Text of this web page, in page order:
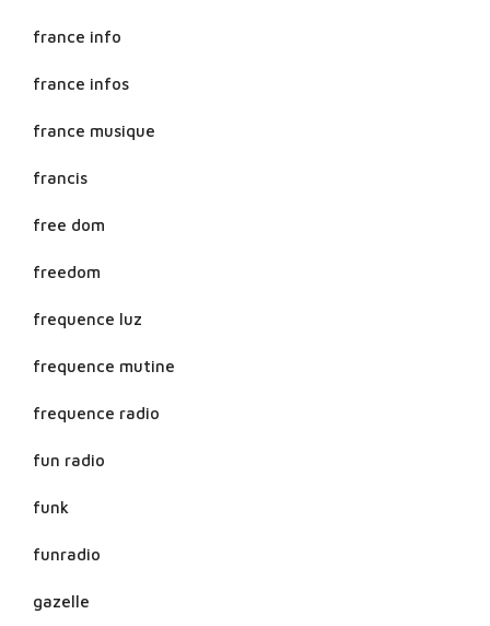
france info
france infos
france musique
francis
free dom
freedom
frequence luz
frequence mutine
frequence radio
fun radio
funk
funradio
gazelle